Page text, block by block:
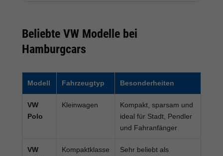
Beliebte VW Modelle bei
Hamburgcars
Modell Fahrzeugtyp Besonderheiten
VW
Polo
Kleinwagen
Kompakt, sparsam und
ideal für Stadt, Pendler
und Fahranfänger
VW
Kompaktklasse
Sehr beliebt als